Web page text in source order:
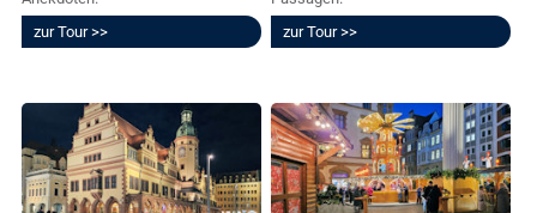
zur Tour
zur Tour